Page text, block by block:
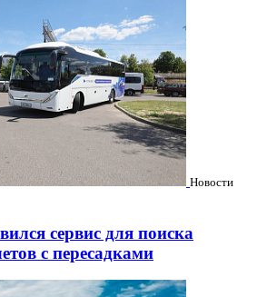
Новости
сервис для поиска
с пересадками